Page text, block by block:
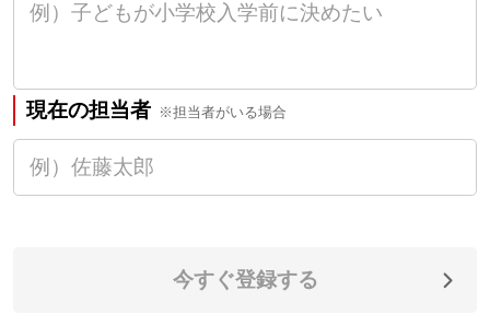
現在の担当者 ※担当者がいる場合
今すぐ登録する